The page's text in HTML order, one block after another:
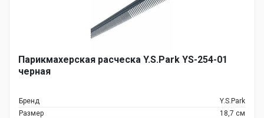
Парикмахерская расческа Y.S.Park YS-254-01
черная
Бренд
Y.S.Park
Размер
18,7 см